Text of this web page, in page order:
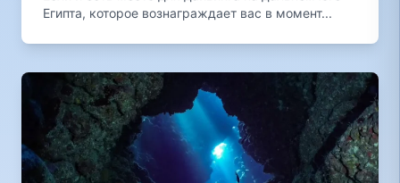
Египта, которое вознаграждает вас в момент...